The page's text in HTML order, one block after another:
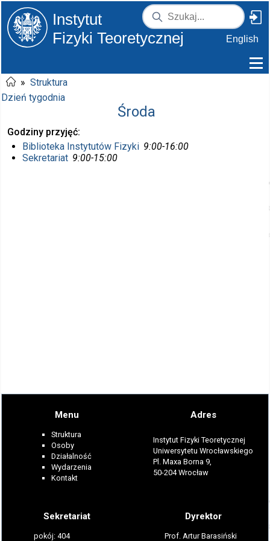
Instytut
Fizyki Teoretycznej
English
» Struktura
Dzień tygodnia
Środa
Godziny przyjęć
Biblioteka Instytutów Fizyki 9:00-16:00
Sekretariat 9:00-15:00
Menu
Struktura
Osoby
Działalność
Wydarzenia
Kontakt
Adres
Instytut Fizyki Teoretycznej
Uniwersytetu Wrocławskiego
Pl. Maxa Borna 9,
50-204 Wrocław
Sekretariat
pokój: 404
Dyrektor
Prof. Artur Barasiński